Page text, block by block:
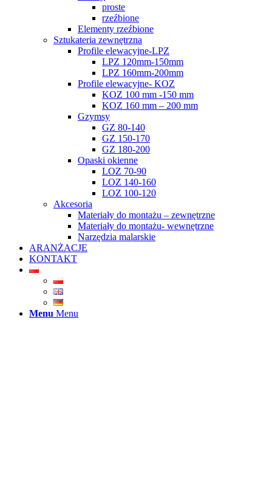
proste
rzeźbione
Elementy rzeźbione
Sztukateria zewnętrzna
Profile elewacyjne-LPZ
LPZ 120mm-150mm
LPZ 160mm-200mm
Profile elewacyjne- KOZ
KOZ 100 mm -150 mm
KOZ 160 mm – 200 mm
Gzymsy
GZ 80-140
GZ 150-170
GZ 180-200
Opaski okienne
LOZ 70-90
LOZ 140-160
LOZ 100-120
Akcesoria
Materiały do montażu – zewnętrzne
Materiały do montażu- wewnętrzne
Narzędzia malarskie
ARANŻACJE
KONTAKT
Menu Menu